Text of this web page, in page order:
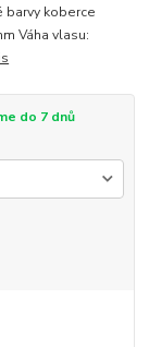
barvy koberce
Váha vlasu:
do 7 dnů